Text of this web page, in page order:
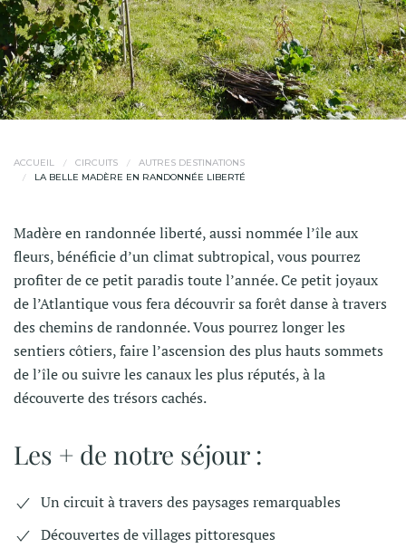
ACCUEIL CIRCUITS
AUTRES DESTINATIONS
LA BELLE MADÈRE EN RANDONNÉE LIBERTÉ
Madère en randonnée liberté, aussi nommée l’île aux
fleurs, bénéficie d’un climat subtropical, vous pourrez
profiter de ce petit paradis toute l’année. Ce petit joyaux
de l’Atlantique vous fera découvrir sa forêt danse à travers
des chemins de randonnée. Vous pourrez longer les
sentiers côtiers, faire l’ascension des plus hauts sommets
de l’île ou suivre les canaux les plus réputés, à la
découverte des trésors cachés.
Les + de notre séjour :
Un circuit à travers des paysages remarquables
Découvertes de villages pittoresques